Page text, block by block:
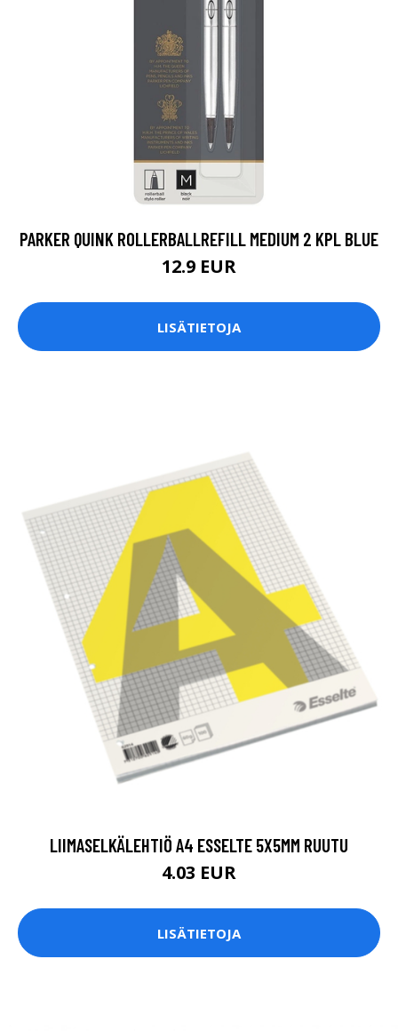
PARKER QUINK ROLLERBALLREFILL MEDIUM 2 KPL BLUE
12.9 EUR
LISÄTIETOJA
LIIMASELKÄLEHTIÖ A4 ESSELTE 5X5MM RUUTU
4.03 EUR
LISÄTIETOJA